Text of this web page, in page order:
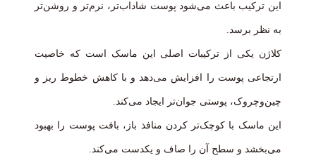
این ترکیب باعث می‌شود پوست شاداب‌تر، نرم‌تر و روشن‌تر
به نظر برسد.
کلاژن یکی از ترکیبات اصلی این ماسک است که خاصیت
ارتجاعی پوست را افزایش می‌دهد و با کاهش خطوط ریز و
چین‌وچروک، پوستی جوان‌تر ایجاد می‌کند.
این ماسک با کوچک‌تر کردن منافذ باز، بافت پوست را بهبود
می‌بخشد و سطح آن را صاف و یکدست می‌کند.